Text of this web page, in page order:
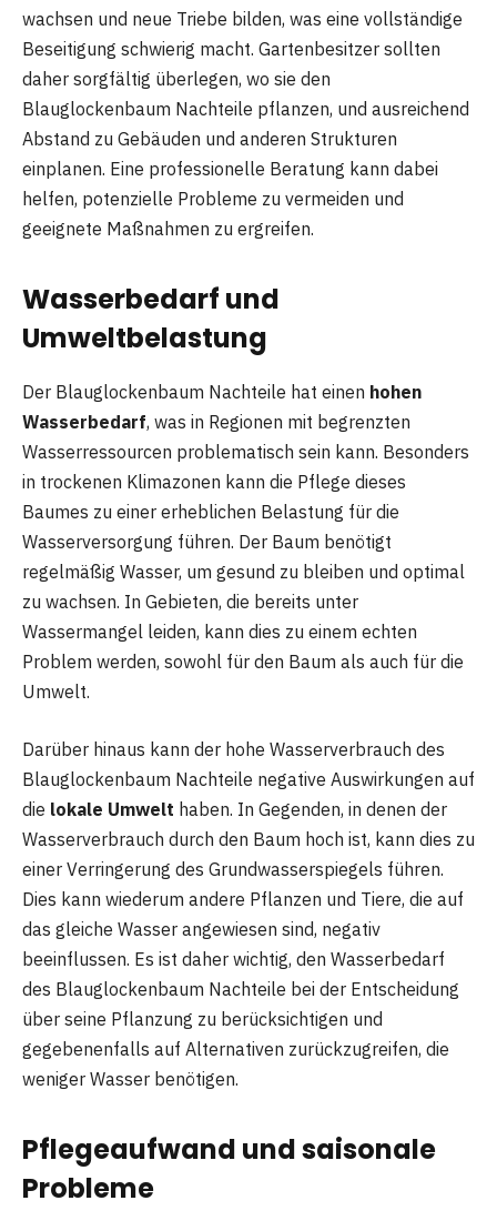
wachsen und neue Triebe bilden, was eine vollständige
Beseitigung schwierig macht. Gartenbesitzer sollten
daher sorgfältig überlegen, wo sie den
Blauglockenbaum Nachteile pflanzen, und ausreichend
Abstand zu Gebäuden und anderen Strukturen
einplanen. Eine professionelle Beratung kann dabei
helfen, potenzielle Probleme zu vermeiden und
geeignete Maßnahmen zu ergreifen.
Wasserbedarf und
Umweltbelastung
Der Blauglockenbaum Nachteile hat einen hohen
Wasserbedarf, was in Regionen mit begrenzten
Wasserressourcen problematisch sein kann. Besonders
in trockenen Klimazonen kann die Pflege dieses
Baumes zu einer erheblichen Belastung für die
Wasserversorgung führen. Der Baum benötigt
regelmäßig Wasser, um gesund zu bleiben und optimal
zu wachsen. In Gebieten, die bereits unter
Wassermangel leiden, kann dies zu einem echten
Problem werden, sowohl für den Baum als auch für die
Umwelt.
Darüber hinaus kann der hohe Wasserverbrauch des
Blauglockenbaum Nachteile negative Auswirkungen auf
die lokale Umwelt haben. In Gegenden, in denen der
Wasserverbrauch durch den Baum hoch ist, kann dies zu
einer Verringerung des Grundwasserspiegels führen.
Dies kann wiederum andere Pflanzen und Tiere, die auf
das gleiche Wasser angewiesen sind, negativ
beeinflussen. Es ist daher wichtig, den Wasserbedarf
des Blauglockenbaum Nachteile bei der Entscheidung
über seine Pflanzung zu berücksichtigen und
gegebenenfalls auf Alternativen zurückzugreifen, die
weniger Wasser benötigen.
Pflegeaufwand und saisonale
Probleme